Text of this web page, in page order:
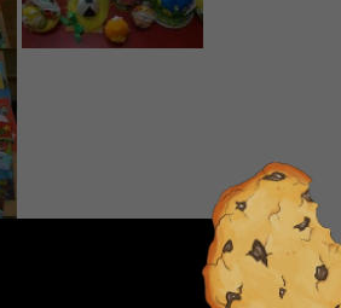
trudne zadanie, aby wyłonić
obradach udało się!